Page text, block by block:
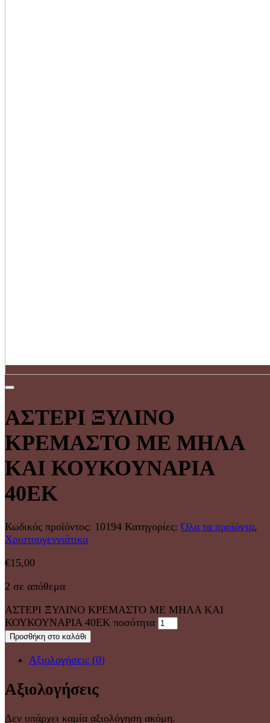
ΑΣΤΕΡΙ ΞΥΛΙΝΟ
ΚΡΕΜΑΣΤΟ ΜΕ ΜΗΛΑ
ΚΑΙ ΚΟΥΚΟΥΝΑΡΙΑ
40ΕΚ
Κωδικός προϊόντος: 10194 Κατηγορίες:Όλα τα προϊόντα,
Χριστουγεννιάτικα
€15,00
2 σε απόθεμα
ΑΣΤΕΡΙ ΞΥΛΙΝΟ ΚΡΕΜΑΣΤΟ ΜΕ ΜΗΛΑ ΚΑΙ
ΚΟΥΚΟΥΝΑΡΙΑ 40ΕΚ ποσότητα
Προσθήκη στο καλάθι
Αξιολογήσεις (0)
Αξιολογήσεις
Δεν υπάρχει καμία αξιολόγηση ακόμη.